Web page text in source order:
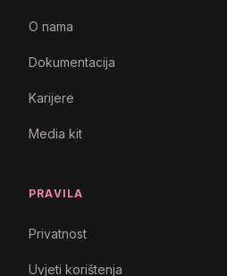
O nama
Dokumentacija
Karijere
Media kit
PRAVILA
Privatnost
Uvjeti korištenja